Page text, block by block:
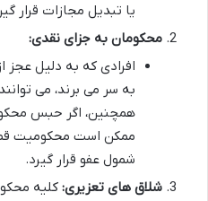
یا تبدیل مجازات قرار
محکومان به جزای نقدی:
افرادی که به دلیل عجز
به سر می برند، می
همچنین، اگر حبس
ممکن است محکومیت
شمول عفو قرار گیرد.
شلاق های تعزیری: کلیه